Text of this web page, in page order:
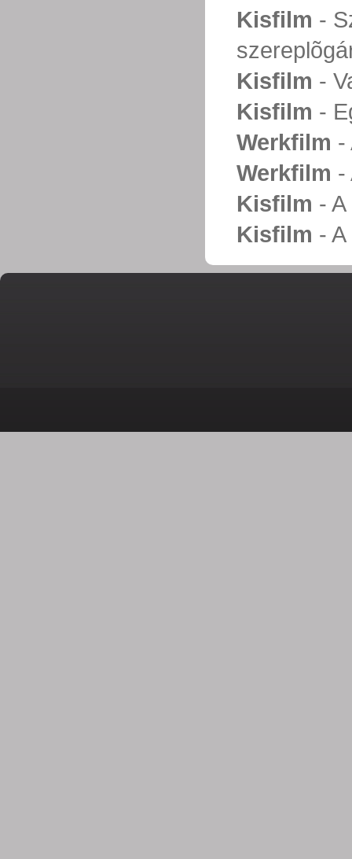
Kisfilm -
Kisfilm -
Kisfilm -
Werkfilm -
Werkfilm -
Kisfilm -
Kisfilm -